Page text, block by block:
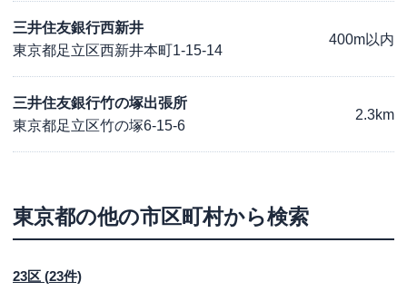
三井住友銀行西新井
東京都足立区西新井本町1-15-14
400m以内
三井住友銀行竹の塚出張所
東京都足立区竹の塚6-15-6
2.3km
東京都の他の市区町村から検索
23区 (23件)